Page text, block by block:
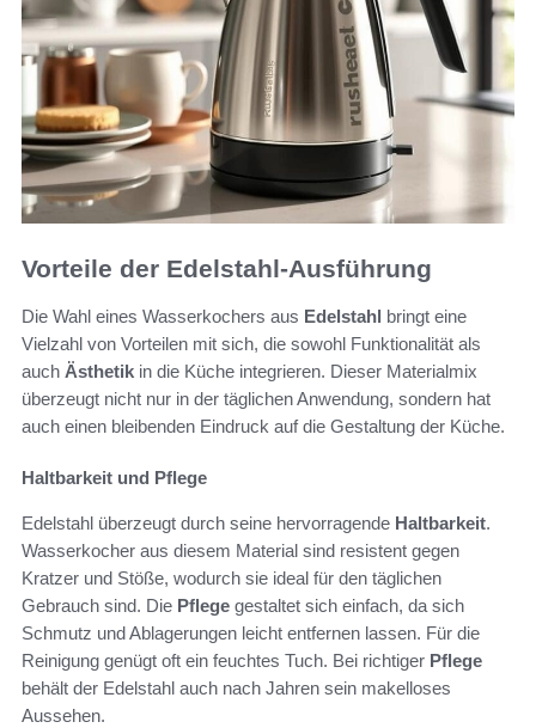
Vorteile der Edelstahl-Ausführung
Die Wahl eines Wasserkochers aus Edelstahl bringt eine
Vielzahl von Vorteilen mit sich, die sowohl Funktionalität als
auch Ästhetik in die Küche integrieren. Dieser Materialmix
überzeugt nicht nur in der täglichen Anwendung, sondern hat
auch einen bleibenden Eindruck auf die Gestaltung der Küche.
Haltbarkeit und Pflege
Edelstahl überzeugt durch seine hervorragende Haltbarkeit.
Wasserkocher aus diesem Material sind resistent gegen
Kratzer und Stöße, wodurch sie ideal für den täglichen
Gebrauch sind. Die Pflege gestaltet sich einfach, da sich
Schmutz und Ablagerungen leicht entfernen lassen. Für die
Reinigung genügt oft ein feuchtes Tuch. Bei richtiger Pflege
behält der Edelstahl auch nach Jahren sein makelloses
Aussehen.